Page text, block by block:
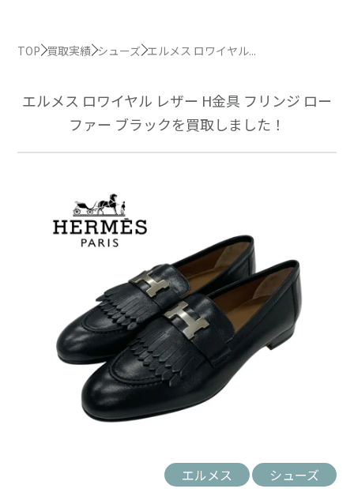
TOP 買取実績 シューズ エルメス ロワイヤル...
エルメス ロワイヤル レザー H金具 フリンジ ロー
ファー ブラックを買取しました！
エルメス シューズ